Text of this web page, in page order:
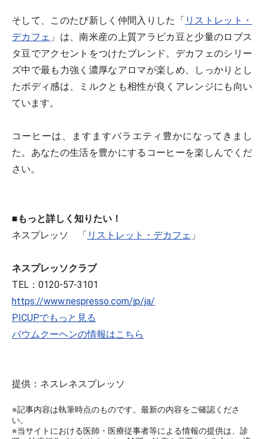
そして、このたび新しく仲間入りした「 リストレット・
デカフェ 」は、南米産の上質アラビカ豆と少量のロブス
タ豆でアクセントをつけたブレンド。デカフェのシリー
ズ中で最も力強く濃厚なアロマが楽しめ、しっかりとし
たボディ感は、ミルクとも相性が良くアレンジにも向い
ています。
コーヒーは、ますますバラエティ豊かになってきまし
た。あなたの生活を豊かにするコーヒーを楽しんでくだ
さい。
■もっと詳しく知りたい！
ネスプレッソ 「 リストレット・デカフェ 」
ネスプレッソクラブ
TEL：0120-57-3101
https://www.nespresso.com/jp/ja/
PICUPでもっと見る
バウムクーヘンの情報はこちら
提供：ネスレネスプレッソ
※記事内容は執筆時点のものです。最新の内容をご確認くださ
い。
※当サイトにおける医師・医療従事者等による情報の提供は、診